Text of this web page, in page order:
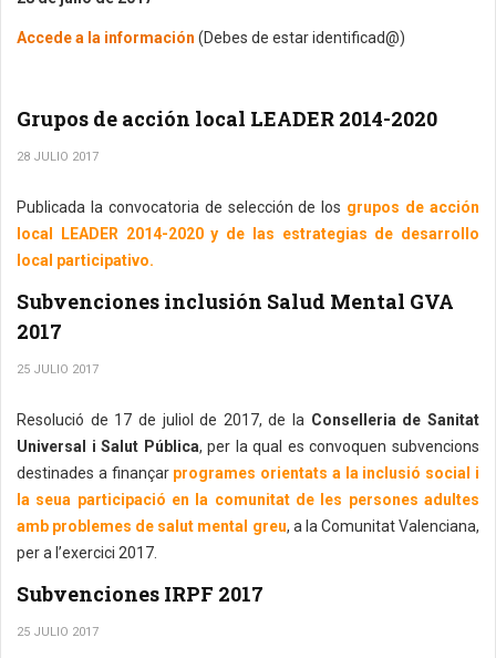
Accede a la información (Debes de estar identificad@)
Grupos de acción local LEADER 2014-2020
28 JULIO 2017
Publicada la convocatoria de selección de los grupos de acción
local LEADER 2014-2020 y de las estrategias de desarrollo
local participativo.
Subvenciones inclusión Salud Mental GVA
2017
25 JULIO 2017
Resolució de 17 de juliol de 2017, de la Conselleria de Sanitat
Universal i Salut Pública, per la qual es convoquen subvencions
destinades a finançar programes orientats a la inclusió social i
la seua participació en la comunitat de les persones adultes
amb problemes de salut mental greu, a la Comunitat Valenciana,
per a l’exercici 2017.
Subvenciones IRPF 2017
25 JULIO 2017